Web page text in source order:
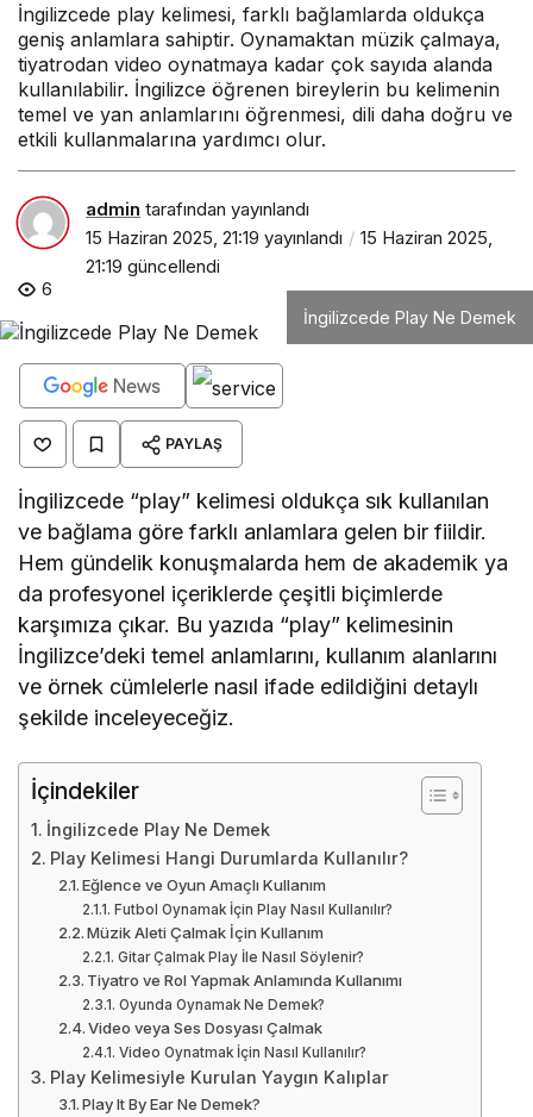
İngilizcede play kelimesi, farklı bağlamlarda oldukça
geniş anlamlara sahiptir. Oynamaktan müzik çalmaya,
tiyatrodan video oynatmaya kadar çok sayıda alanda
kullanılabilir. İngilizce öğrenen bireylerin bu kelimenin
temel ve yan anlamlarını öğrenmesi, dili daha doğru ve
etkili kullanmalarına yardımcı olur.
admin tarafından yayınlandı
15 Haziran 2025, 21:19 yayınlandı
15 Haziran 2025,
21:19 güncellendi
6
İngilizcede Play Ne Demek
PAYLAŞ
İngilizcede “play” kelimesi oldukça sık kullanılan
ve bağlama göre farklı anlamlara gelen bir fiildir.
Hem gündelik konuşmalarda hem de akademik ya
da profesyonel içeriklerde çeşitli biçimlerde
karşımıza çıkar. Bu yazıda “play” kelimesinin
İngilizce’deki temel anlamlarını, kullanım alanlarını
ve örnek cümlelerle nasıl ifade edildiğini detaylı
şekilde inceleyeceğiz.
İçindekiler
İngilizcede Play Ne Demek
Play Kelimesi Hangi Durumlarda Kullanılır?
Eğlence ve Oyun Amaçlı Kullanım
Futbol Oynamak İçin Play Nasıl Kullanılır?
Müzik Aleti Çalmak İçin Kullanım
Gitar Çalmak Play İle Nasıl Söylenir?
Tiyatro ve Rol Yapmak Anlamında Kullanımı
Oyunda Oynamak Ne Demek?
Video veya Ses Dosyası Çalmak
Video Oynatmak İçin Nasıl Kullanılır?
Play Kelimesiyle Kurulan Yaygın Kalıplar
Play It By Ear Ne Demek?